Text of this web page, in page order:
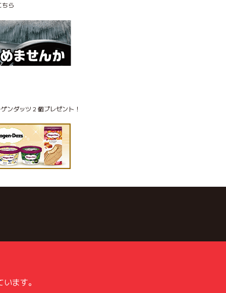
ちら
ンダッツ 2 個プレゼント！
ます。